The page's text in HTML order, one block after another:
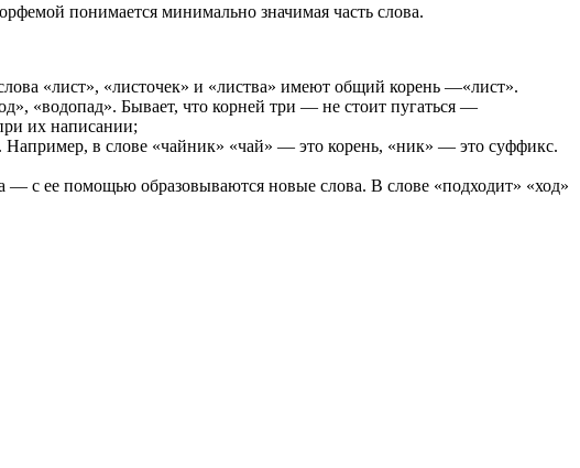
понимается минимально значимая часть слова.
«лист», «листочек» и «листва» имеют общий корень —«лист».
«водопад». Бывает, что корней три — не стоит пугаться —
их написании;
Например, в слове «чайник» «чай» — это корень, «ник» — это суффикс.
— с ее помощью образовываются новые слова. В слове «подходит» «ход»